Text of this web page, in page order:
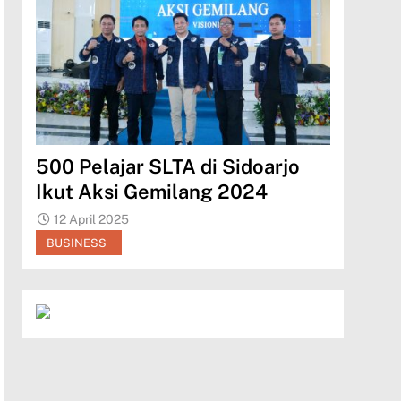
BUSINESS
500 Pelajar SLTA di Sidoarjo
Ikut Aksi Gemilang 2024
12 April 2025